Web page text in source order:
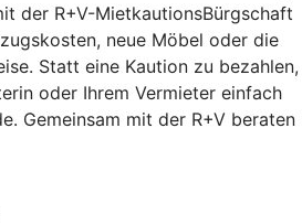
der R+V-MietkautionsBürgschaft
neue Möbel oder die
Statt eine Kaution zu bezahlen,
oder Ihrem Vermieter einfach
Gemeinsam mit der R+V beraten